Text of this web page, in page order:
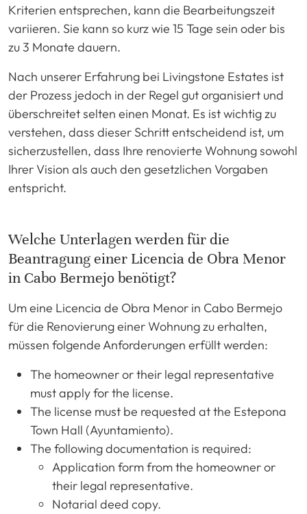
Kriterien entsprechen, kann die Bearbeitungszeit
variieren. Sie kann so kurz wie 15 Tage sein oder bis
zu 3 Monate dauern.
Nach unserer Erfahrung bei Livingstone Estates ist
der Prozess jedoch in der Regel gut organisiert und
überschreitet selten einen Monat. Es ist wichtig zu
verstehen, dass dieser Schritt entscheidend ist, um
sicherzustellen, dass Ihre renovierte Wohnung sowohl
Ihrer Vision als auch den gesetzlichen Vorgaben
entspricht.
Welche Unterlagen werden für die
Beantragung einer Licencia de Obra Menor
in Cabo Bermejo benötigt?
Um eine Licencia de Obra Menor in Cabo Bermejo
für die Renovierung einer Wohnung zu erhalten,
müssen folgende Anforderungen erfüllt werden:
The homeowner or their legal representative
must apply for the license.
The license must be requested at the Estepona
Town Hall (Ayuntamiento).
The following documentation is required:
Application form from the homeowner or
their legal representative.
Notarial deed copy.